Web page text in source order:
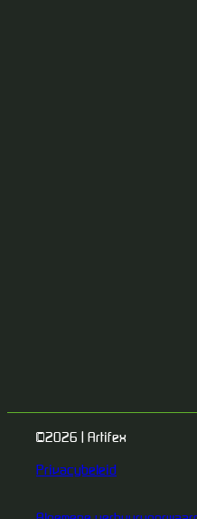
©2026 | Artifex
Privacybeleid